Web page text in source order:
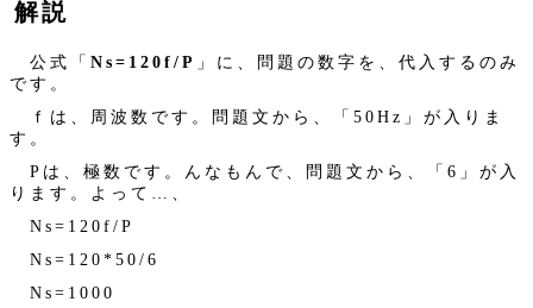
解説
公式「 Ns=120f/P 」に、問題の数字を、代入するのみ
です。
ｆは、周波数です。問題文から、「50Hz」が入りま
す。
Pは、極数です。んなもんで、問題文から、「6」が入
ります。よって…、
Ns=120f/P
Ns=120*50/6
Ns=1000